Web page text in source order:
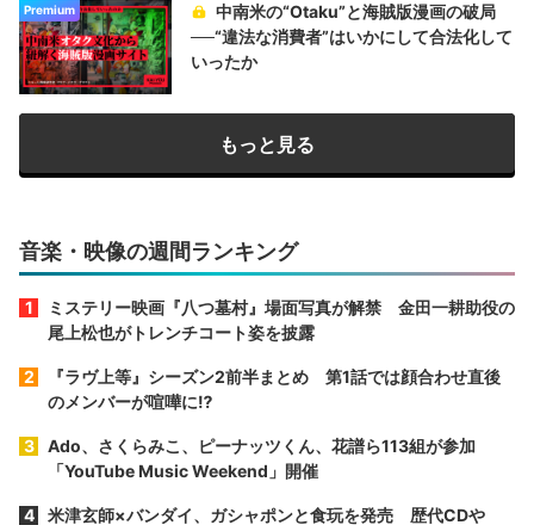
Premium
中南米の“Otaku”と海賊版漫画の破局
──“違法な消費者”はいかにして合法化して
いったか
もっと見る
音楽・映像の週間ランキング
ミステリー映画『八つ墓村』場面写真が解禁 金田一耕助役の
尾上松也がトレンチコート姿を披露
『ラヴ上等』シーズン2前半まとめ 第1話では顔合わせ直後
のメンバーが喧嘩に⁉︎
Ado、さくらみこ、ピーナッツくん、花譜ら113組が参加
「YouTube Music Weekend」開催
米津玄師×バンダイ、ガシャポンと食玩を発売 歴代CDや